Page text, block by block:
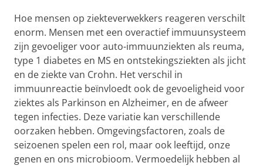
Hoe mensen op ziekteverwekkers reageren verschilt
enorm. Mensen met een overactief immuunsysteem
zijn gevoeliger voor auto-immuunziekten als reuma,
type 1 diabetes en MS en ontstekingsziekten als jicht
en de ziekte van Crohn. Het verschil in
immuunreactie beïnvloedt ook de gevoeligheid voor
ziektes als Parkinson en Alzheimer, en de afweer
tegen infecties. Deze variatie kan verschillende
oorzaken hebben. Omgevingsfactoren, zoals de
seizoenen spelen een rol, maar ook leeftijd, onze
genen en ons microbioom. Vermoedelijk hebben al